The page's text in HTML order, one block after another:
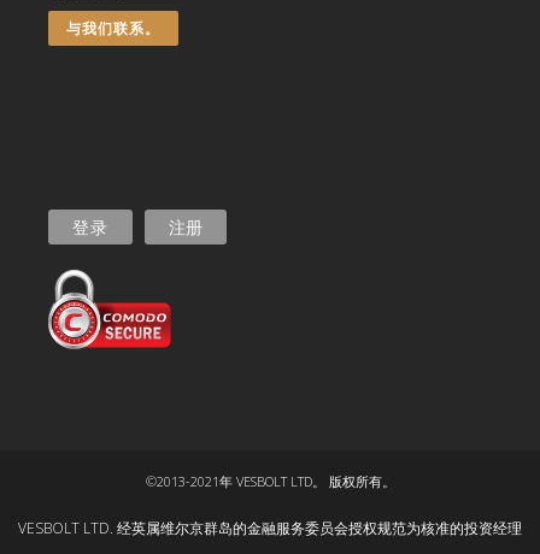
与我们联系。
登录 注册
©2013-2021年 VESBOLT LTD。 版权所有。
VESBOLT LTD. 经英属维尔京群岛的金融服务委员会授权规范为核准的投资经理